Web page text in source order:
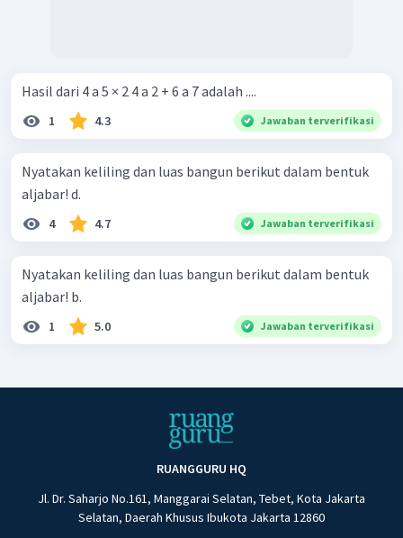
Hasil dari 4 a 5 × 2 4 a 2 + 6 a 7 adalah ....
1 4.3 Jawaban terverifikasi
Nyatakan keliling dan luas bangun berikut dalam bentuk
aljabar! d.
4 4.7 Jawaban terverifikasi
Nyatakan keliling dan luas bangun berikut dalam bentuk
aljabar! b.
1 5.0 Jawaban terverifikasi
RUANGGURU HQ
Jl. Dr. Saharjo No.161, Manggarai Selatan, Tebet, Kota Jakarta
Selatan, Daerah Khusus Ibukota Jakarta 12860